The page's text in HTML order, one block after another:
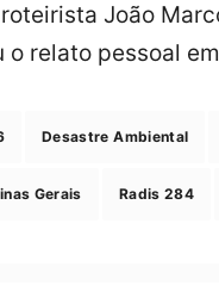
João
o relato pessoal
Desastre Ambiental
Gerais Radis 284